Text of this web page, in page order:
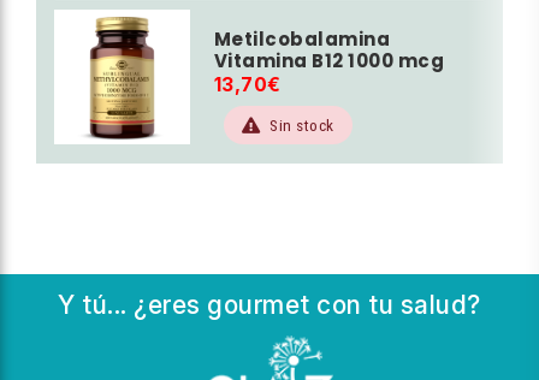
Metilcobalamina
Vitamina B12 1000 mcg
13,70€
Sin stock
Y tú... ¿eres gourmet con tu salud?